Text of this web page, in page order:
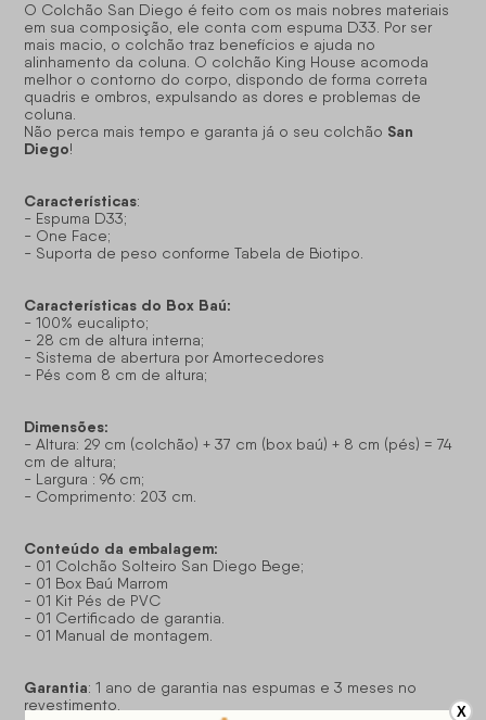
O Colchão San Diego é feito com os mais nobres materiais
em sua composição, ele conta com espuma D33. Por ser
mais macio, o colchão traz benefícios e ajuda no
alinhamento da coluna. O colchão King House acomoda
melhor o contorno do corpo, dispondo de forma correta
quadris e ombros, expulsando as dores e problemas de
coluna.
Não perca mais tempo e garanta já o seu colchão San
Diego!
Características:
- Espuma D33;
- One Face;
- Suporta de peso conforme Tabela de Biotipo.
Características do Box Baú:
- 100% eucalipto;
- 28 cm de altura interna;
- Sistema de abertura por Amortecedores
- Pés com 8 cm de altura;
Dimensões:
- Altura: 29 cm (colchão) + 37 cm (box baú) + 8 cm (pés) = 74
cm de altura;
- Largura : 96 cm;
- Comprimento: 203 cm.
Conteúdo da embalagem:
- 01 Colchão Solteiro San Diego Bege;
- 01 Box Baú Marrom
- 01 Kit Pés de PVC
- 01 Certificado de garantia.
- 01 Manual de montagem.
Garantia: 1 ano de garantia nas espumas e 3 meses no
revestimento.
X